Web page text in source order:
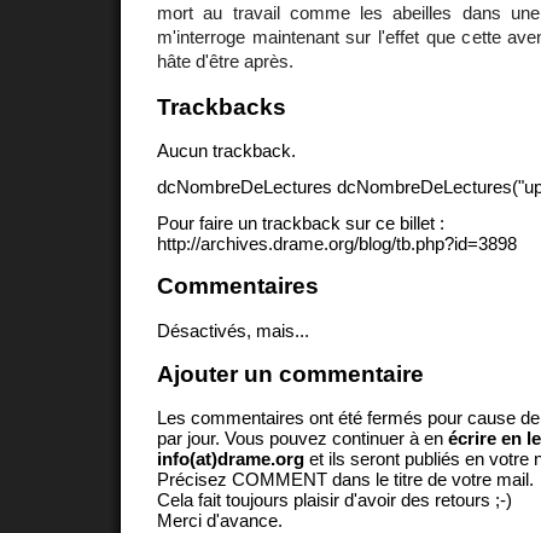
mort au travail comme les abeilles dans
m'interroge maintenant sur l'effet que cette
hâte d'être après.
Trackbacks
Aucun trackback.
dcNombreDeLectures
Pour faire un trackback sur ce billet :
http://archives.drame.org/blog/tb.php?id=3898
Commentaires
Désactivés, mais...
Ajouter un commentaire
Les commentaires ont été fermés pour cause
par jour. Vous pouvez continuer à en écrire en
info(at)drame.org et ils seront publiés en votre
Précisez COMMENT dans le titre de votre mail.
Cela fait toujours plaisir d'avoir des retours ;-)
Merci d'avance.